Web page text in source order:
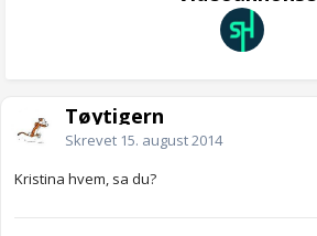
Tøytigern
Skrevet 15. august 2014
Kristina hvem, sa du?